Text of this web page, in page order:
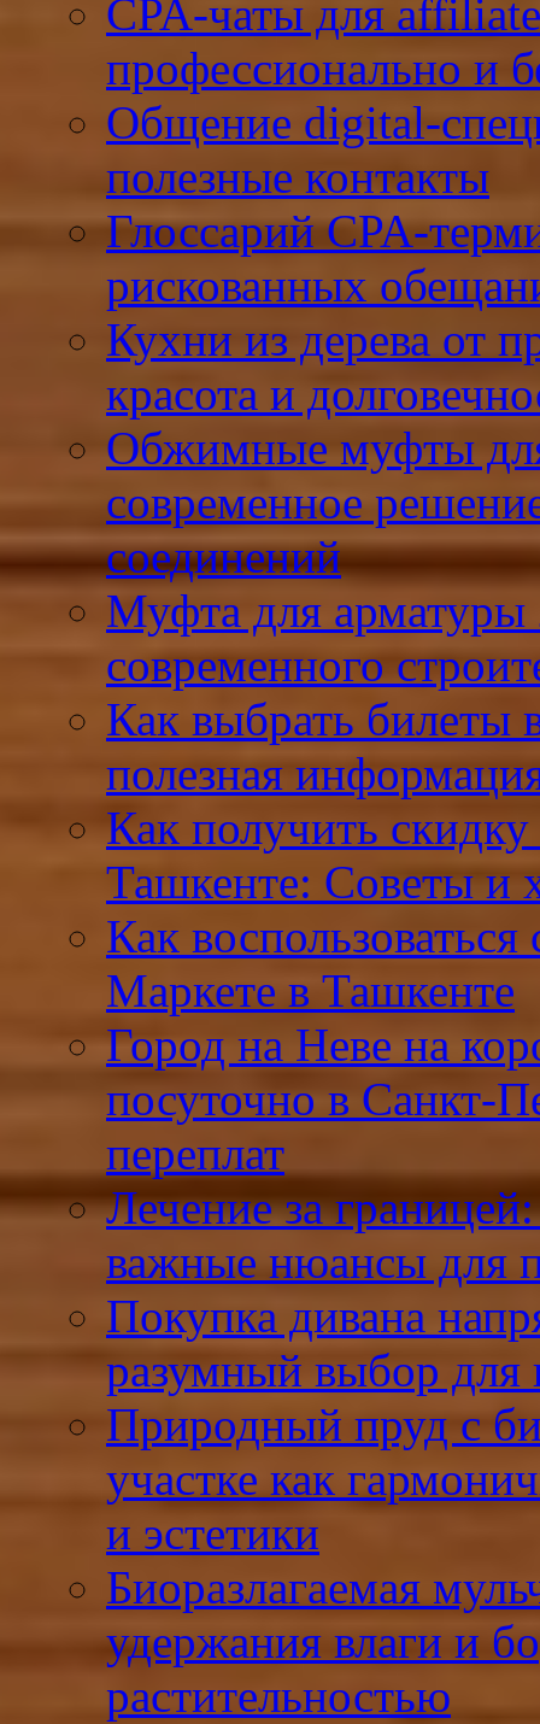
CPA-чаты для
профессионально и
Общение digital-
полезные контакты
Глоссарий CPA-
рискованных
Кухни из дерева от
красота и
Обжимные муфты
современное
соединений
Муфта для арматуры
современного
Как выбрать билеты
полезная
Как получить
Ташкенте: Советы и
Как
Маркете в Ташкенте
Город на Неве на
посуточно в Санкт-
переплат
Лечение за
важные нюансы для
Покупка дивана
разумный выбор для
Природный пруд с
участке как
и эстетики
Биоразлагаемая
удержания влаги и
растительностью